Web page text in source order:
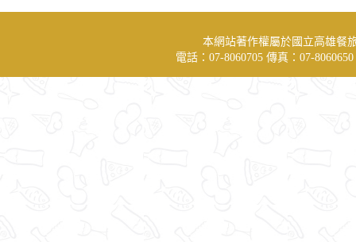
本網站著作權屬於國立高雄餐
電話：07-8060705 傳真：07-